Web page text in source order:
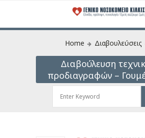
Home Διαβουλεύσεις
Διαβούλευση
προδιαγραφών –